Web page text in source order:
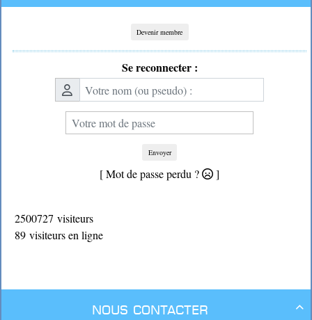
Devenir membre
Se reconnecter :
Envoyer
[ Mot de passe perdu ? ]
2500727 visiteurs
89 visiteurs en ligne

Nous contacter